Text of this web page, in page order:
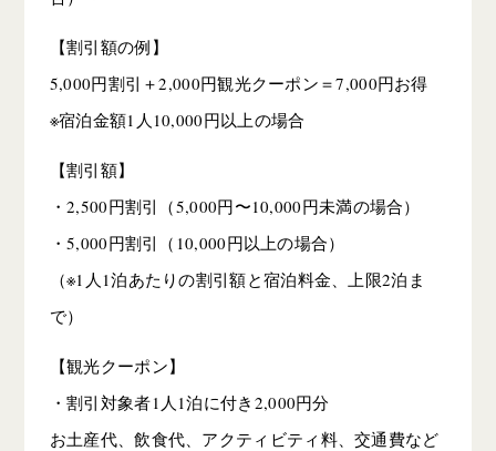
【割引額の例】
5,000円割引＋2,000円観光クーポン＝7,000円お得
※宿泊金額1人10,000円以上の場合
【割引額】
・2,500円割引（5,000円〜10,000円未満の場合）
・5,000円割引（10,000円以上の場合）
（※1人1泊あたりの割引額と宿泊料金、上限2泊ま
で）
【観光クーポン】
・割引対象者1人1泊に付き2,000円分
お土産代、飲食代、アクティビティ料、交通費など